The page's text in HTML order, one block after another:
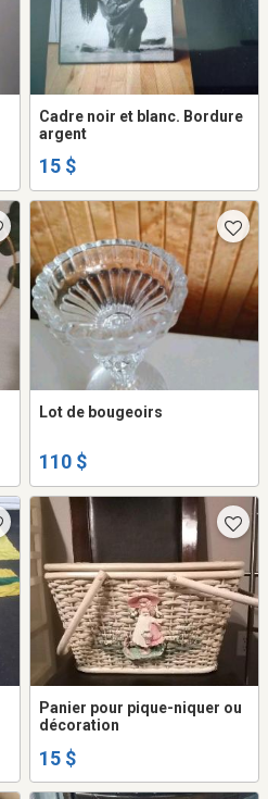
Cadre noir et blanc. Bordure
argent
15 $
Lot de bougeoirs
110 $
Panier pour pique-niquer ou
décoration
15 $